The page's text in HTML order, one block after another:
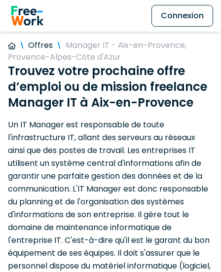
Connexion
Offres
Manager IT - Aix-en-Provence,
Provence-Alpes-Côte d'Azur
Trouvez votre prochaine offre
d’emploi ou de mission freelance
Manager IT à Aix-en-Provence
Un IT Manager est responsable de toute
l'infrastructure IT, allant des serveurs au réseaux
ainsi que des postes de travail. Les entreprises IT
utilisent un système central d'informations afin de
garantir une parfaite gestion des données et de la
communication. L'IT Manager est donc responsable
du planning et de l'organisation des systèmes
d'informations de son entreprise. Il gère tout le
domaine de maintenance informatique de
l'entreprise IT. C'est-à-dire qu'il est le garant du bon
équipement de ses équipes. Il doit s'assurer que le
personnel dispose du matériel informatique (logiciel,